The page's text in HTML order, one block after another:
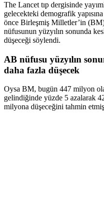
The Lancet tıp dergisinde
gelecekteki demografik
önce Birleşmiş Milletler’in
nüfusunun yüzyılın sonunda
düşeceği söylendi.
AB nüfusu yüzyılın
daha fazla düşecek
Oysa BM, bugün 447 milyon
gelindiğinde yüzde 5 azalarak
milyona düşeceğini tahmin